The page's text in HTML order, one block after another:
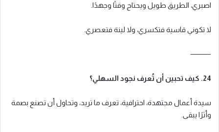
اصبري، الطريق طويل ويحتاج وقتًا وجهدًا.
لا تكوني قاسية فتكسري، ولا لينة فتعصري.
⸻
24. كيف تحبين أن تُعرف نجود السهلي؟
سيدة أعمال مجتهدة، احترافية، تعرف ما تريد، وتحاول أن تصنع بصمة
وأثرًا يبقى.